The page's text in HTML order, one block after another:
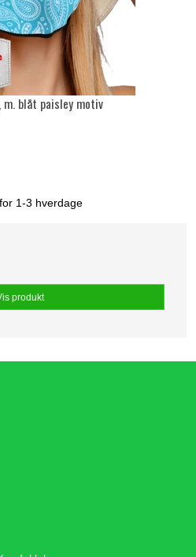
blåt paisley motiv
1-3 hverdage
produkt